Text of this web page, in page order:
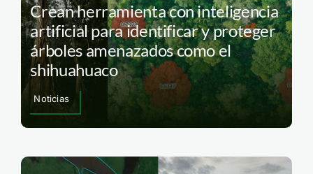
Crean herramienta con inteligencia
artificial para identificar y proteger
árboles amenazados como el
shihuahuaco
Noticias